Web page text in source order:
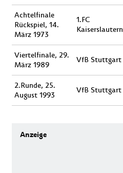
Achtelfinale
Rückspiel, 14.
März 1973
1.FC
Kaiserslautern
Viertelfinale, 29.
März 1989
VfB Stuttgart
2.Runde, 25.
August 1993
VfB Stuttgart